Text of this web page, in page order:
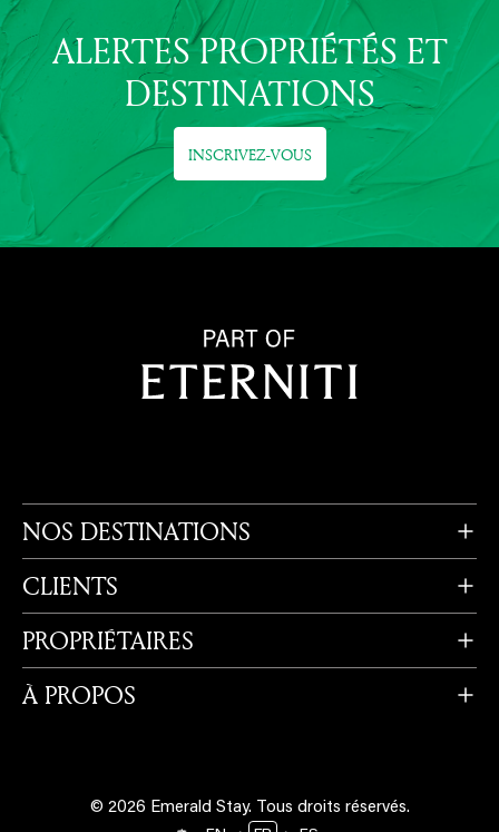
ALERTES PROPRIÉTÉS ET
DESTINATIONS
INSCRIVEZ-VOUS
NOS DESTINATIONS
CLIENTS
PROPRIÉTAIRES
À PROPOS
© 2026 Emerald Stay. Tous droits réservés.